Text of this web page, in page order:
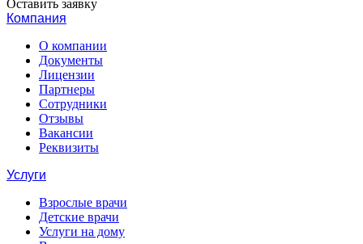
Оставить заявку
Компания
О компании
Документы
Лицензии
Партнеры
Сотрудники
Отзывы
Вакансии
Реквизиты
Услуги
Взрослые врачи
Детские врачи
Услуги на дому